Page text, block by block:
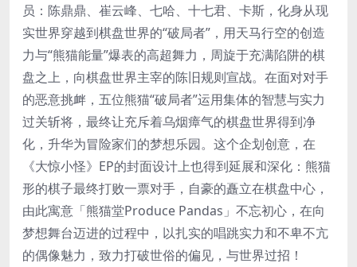
员：陈鼎鼎、崔云峰、七哈、十七君、卡斯，化身从现
实世界穿越到棋盘世界的“破局者”，用天马行空的创造
力与“熊猫能量”爆表的高超舞力，周旋于充满陷阱的棋
盘之上，向棋盘世界主宰的陈旧规则宣战。在面对对手
的恶意挑衅，五位熊猫“破局者”运用集体的智慧与实力
过关斩将，最终让充斥着乌烟瘴气的棋盘世界得到净
化，升华为冒险家们的梦想乐园。这个企划创意，在
《大惊小怪》EP的封面设计上也得到延展和深化：熊猫
形的棋子最终打败一票对手，自豪的矗立在棋盘中心，
由此寓意「熊猫堂Produce Pandas」不忘初心，在向
梦想舞台迈进的过程中，以扎实的唱跳实力和不卑不亢
的偶像魅力，致力打破世俗的偏见，与世界过招！